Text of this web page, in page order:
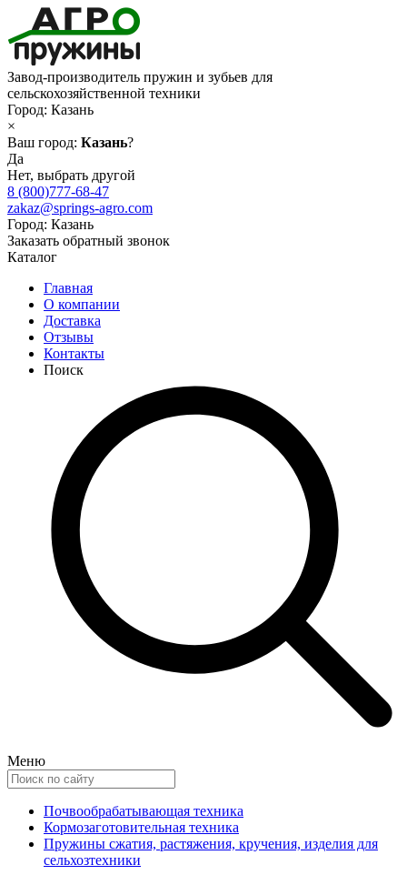
Завод-производитель пружин и зубьев для
сельскохозяйственной техники
Город: Казань
×
Ваш город: Казань?
Да
Нет, выбрать другой
8 (800)777-68-47
zakaz@springs-agro.com
Город: Казань
Заказать обратный звонок
Каталог
Главная
О компании
Доставка
Отзывы
Контакты
Поиск
Меню
Почвообрабатывающая техника
Кормозаготовительная техника
Пружины сжатия, растяжения, кручения, изделия для
сельхозтехники